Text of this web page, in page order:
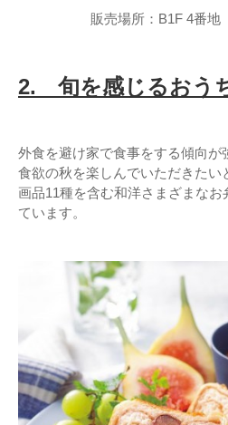
販売場所：B1F 4番地
2. 旬を感じるおう
外食を避け家で食事をする傾向が
食欲の秋を楽しんでいただきたい
画品11種を含む和洋さまざまな
ています。